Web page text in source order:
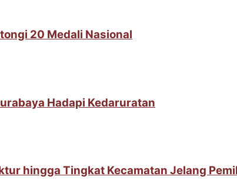
20 Medali Nasional
Hadapi Kedaruratan
hingga Tingkat Kecamatan Jelang